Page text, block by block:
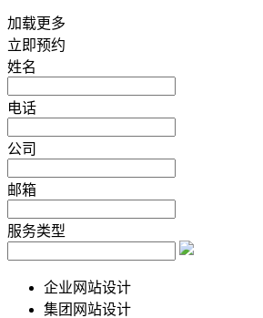
加载更多
立即预约
姓名
电话
公司
邮箱
服务类型
企业网站设计
集团网站设计